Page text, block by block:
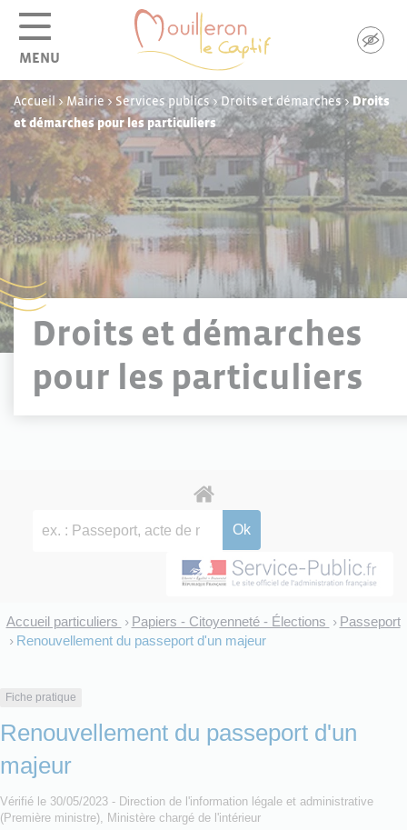
MENU
Accueil >Mairie> Services publics>Droits et démarches>Droits
et démarches pour les particuliers
Droits et démarches
pour les particuliers
Accueil particuliers > Papiers - Citoyenneté - Élections > Passeport
> Renouvellement du passeport d'un majeur
Fiche pratique
Renouvellement du passeport d'un
majeur
Vérifié le 30/05/2023 - Direction de l'information légale et administrative
(Première ministre), Ministère chargé de l'intérieur
Panneau de gestion des cookies